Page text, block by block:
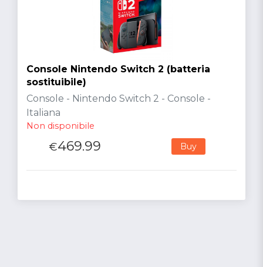
Console Nintendo Switch 2 (batteria
sostituibile)
Console - Nintendo Switch 2 - Console -
Italiana
Non disponibile
€469.99 Buy